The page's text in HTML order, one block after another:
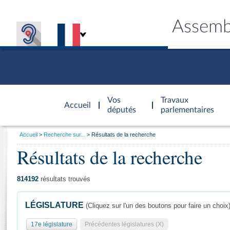
Accueil
d'accueil
Vos
députés
Travaux
parlementaires
Général
Vous
Accueil Recherche sur... Résultats de la recherche
Résultats de la recherche
814192 résultats trouvés
LÉGISLATURE (Cliquez sur l'un des boutons pour faire un choix)
17e législature Précédentes législatures (X)